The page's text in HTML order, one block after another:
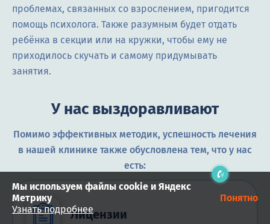
Здравствуйте! Готов помочь
вам. Напишите мне, если у
проблемах, связанных со взрослением, пригодится
помощь психолога. Также разумным будет отдать
ребёнка в секции или на кружки, чтобы ему не
приходилось скучать и самому придумывать
занятия.
У нас выздоравливают
Помимо эффективных методик, успешность лечения
в нашей клинике также обусловлена тем, что у нас
есть:
Лицензии
Мы используем файлы cookie и Яндекс
Метрику
Узнать подробнее
Понятно